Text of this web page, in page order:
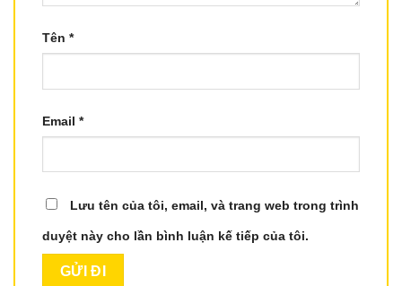
Tên *
Email *
Lưu tên của tôi, email, và trang web trong trình
duyệt này cho lần bình luận kế tiếp của tôi.